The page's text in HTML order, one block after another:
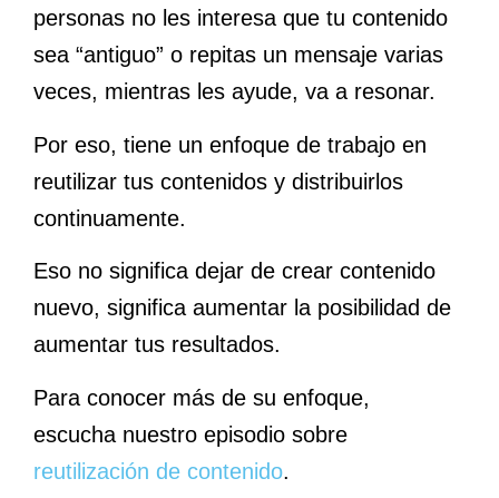
personas no les interesa que tu contenido
sea “antiguo” o repitas un mensaje varias
veces, mientras les ayude, va a resonar.
Por eso, tiene un enfoque de trabajo en
reutilizar tus contenidos y distribuirlos
continuamente.
Eso no significa dejar de crear contenido
nuevo, significa aumentar la posibilidad de
aumentar tus resultados.
Para conocer más de su enfoque,
escucha nuestro episodio sobre
reutilización de contenido.